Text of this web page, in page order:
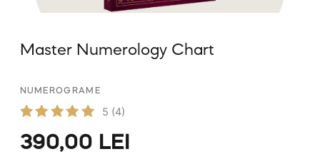
Master Numerology Chart
NUMEROGRAME
la
5 (4)
390,00 LEI